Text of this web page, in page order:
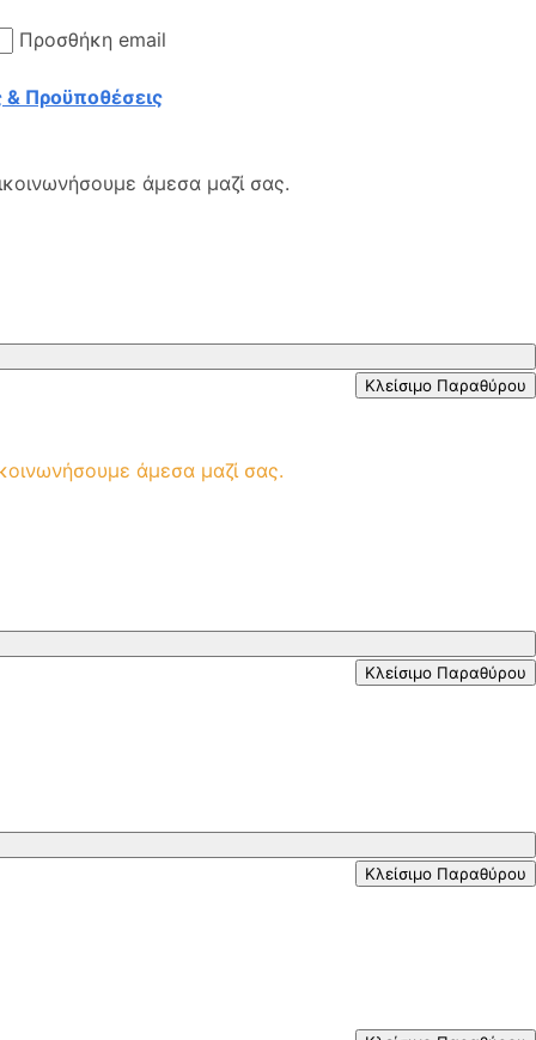
Προσθήκη email
& Προϋποθέσεις
άμεσα μαζί σας.
Κλείσιμο Παραθύρου
άμεσα μαζί σας.
Κλείσιμο Παραθύρου
Κλείσιμο Παραθύρου